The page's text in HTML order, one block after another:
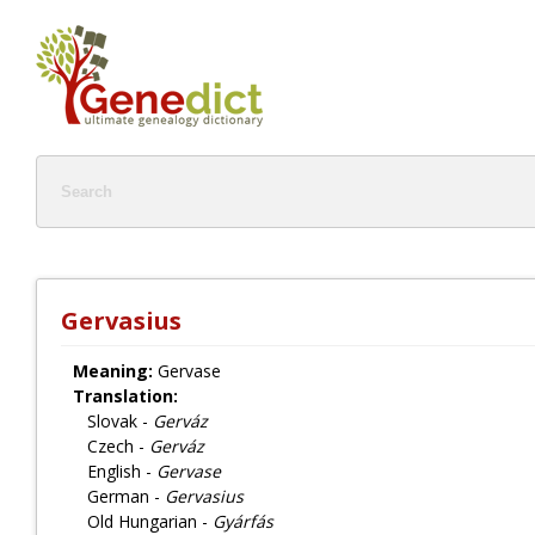
Gervasius
Meaning: Gervase
Translation:
Slovak - Gerváz
Czech - Gerváz
English - Gervase
German - Gervasius
Old Hungarian - Gyárfás